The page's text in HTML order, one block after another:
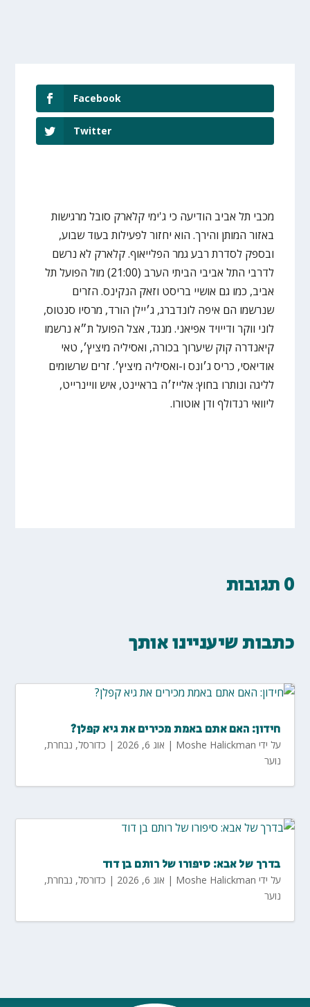
Facebook
Twitter
מכבי תל אביב הודיעה כי ג'ימי קלארק סובל מרגישות
באזור המותן והירך. הוא יחזור לפעילות בעוד שבוע,
ובספק לסדרת רבע גמר הפלייאוף. קלארק לא נרשם
לדרבי התל אביבי הביתי הערב (21:00) מול הפועל תל
אביב, כמו גם אושיי בריסט וזאק הנקינס. הזרים
שנרשמו הם איפה לונדברג, ג׳יילן הורד, מרסיו סנטוס,
לוני ווקר ודייויד אפיאני. מנגד, אצל הפועל ת״א נרשמו
קיאנדרה קוק שיערוך בכורה, ואסיליה מיציץ׳, טאי
אודיאסי, כריס ג׳ונס ו-ואסיליה מיציץ׳. זרים שרשומים
לליגה ונותרו בחוץ: אלייז׳ה בראיינט, איש וויינרייט,
ליוואי רנדולף ודן אוטורו.
0 תגובות
כתבות שיעניינו אותך
חידון: האם אתם באמת מכירים את גיא קפלן?
על ידי Moshe Halickman
| אוג 6, 2026 | כדורסל, נבחרת,
נוער
בדרך של אבא: סיפורו של רותם בן דוד
על ידי Moshe Halickman
| אוג 6, 2026 | כדורסל, נבחרת,
נוער